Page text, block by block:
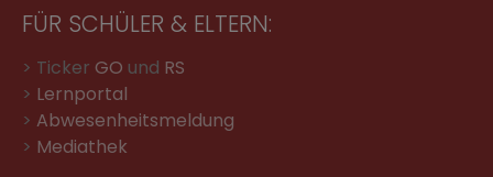
FÜR SCHÜLER & ELTERN:
> Ticker GO und RS
> Lernportal
> Abwesenheitsmeldung
> Mediathek